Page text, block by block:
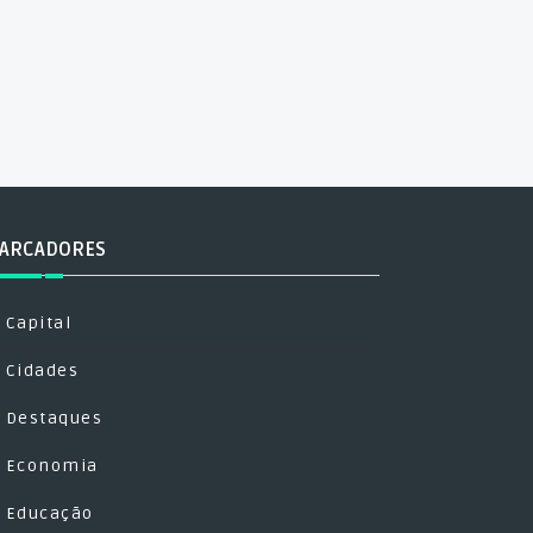
Capital
Cidades
Destaques
Economia
Educação